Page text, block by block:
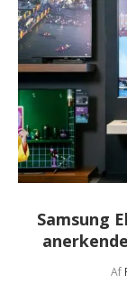
Samsung
Af